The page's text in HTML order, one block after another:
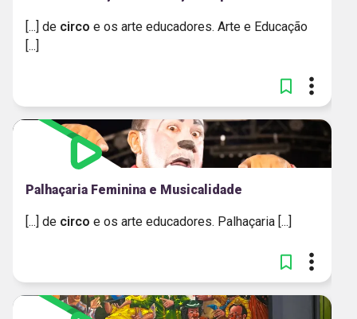
[...] de circo e os arte educadores. Arte e Educação
[...]
Palhaçaria Feminina e Musicalidade
[...] de circo e os arte educadores. Palhaçaria [...]